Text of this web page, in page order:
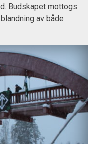
Budskapet mottogs
av både